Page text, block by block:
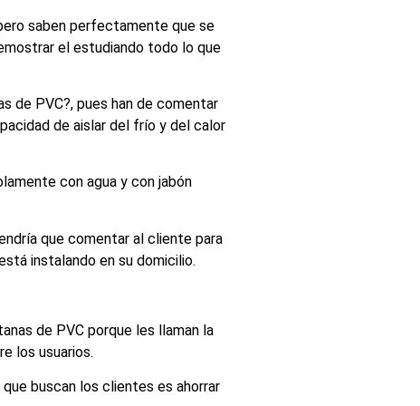
saben perfectamente que se
el estudiando todo lo que
de PVC?, pues han de comentar
de aislar del frío y del calor
con agua y con jabón
que comentar al cliente para
instalando en su domicilio.
de PVC porque les llaman la
los usuarios.
buscan los clientes es ahorrar